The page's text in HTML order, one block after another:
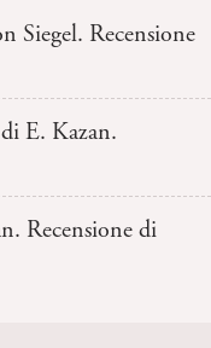
Siegel. Recensione
E. Kazan.
Recensione di